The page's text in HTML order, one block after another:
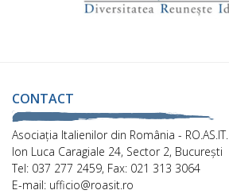
CONTACT
Asociaţia Italienilor din România - RO.AS.IT.
Ion Luca Caragiale 24, Sector 2, București
Tel: 037 277 2459, Fax: 021 313 3064
E-mail: ufficio@roasit.ro